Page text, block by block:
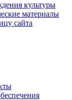
культуры
материалы
сайта